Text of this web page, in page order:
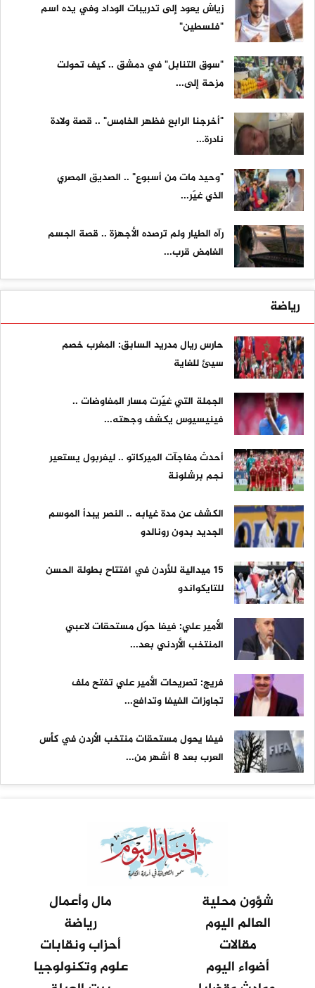
زياش يعود إلى تدريبات الوداد وفي يده اسم
"فلسطين"
"سوق التنابل" في دمشق .. كيف تحولت
مزحة إلى...
"أخرجنا الرابع فظهر الخامس" .. قصة ولادة
نادرة...
"وحيد مات من أسبوع" .. الصديق المصري
الذي غيّر...
رآه الطيار ولم ترصده الأجهزة .. قصة الجسم
الغامض قرب...
رياضة
حارس ريال مدريد السابق: المغرب خصم
سيئ للغاية
الجملة التي غيّرت مسار المفاوضات ..
فينيسيوس يكشف وجهته...
أحدث مفاجآت الميركاتو .. ليفربول يستعير
نجم برشلونة
الكشف عن مدة غيابه .. النصر يبدأ الموسم
الجديد بدون رونالدو
15 ميدالية للأردن في افتتاح بطولة الحسن
للتايكواندو
الأمير علي: فيفا حوّل مستحقات لاعبي
المنتخب الأردني بعد...
فريج: تصريحات الأمير علي تفتح ملف
تجاوزات الفيفا وتدافع...
فيفا يحول مستحقات منتخب الأردن في كأس
العرب بعد 8 أشهر من...
شؤون محلية
مال وأعمال
العالم اليوم
رياضة
مقالات
أحزاب ونقابات
أضواء اليوم
علوم وتكنولوجيا